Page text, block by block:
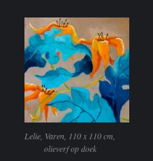
Lelie, Varen, 110 x 110 cm,
olieverf op doek